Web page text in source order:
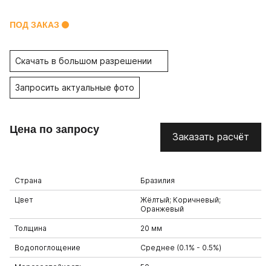
ПОД ЗАКАЗ
Скачать в большом разрешении
Запросить актуальные фото
Цена по запросу
Заказать расчёт
Страна Бразилия
Цвет
Жёлтый; Коричневый;
Оранжевый
Толщина 20 мм
Водопоглощение Среднее (0.1% - 0.5%)